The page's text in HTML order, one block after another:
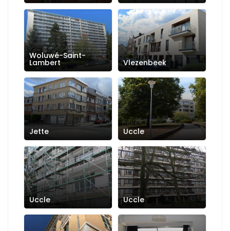
Woluwé-Saint-
Lambert Vlezenbeek
Jette Uccle
Uccle Uccle